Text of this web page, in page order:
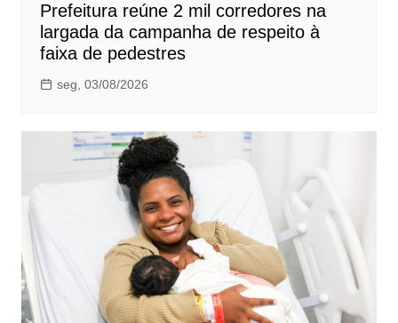
Prefeitura reúne 2 mil corredores na
largada da campanha de respeito à
faixa de pedestres
seg, 03/08/2026